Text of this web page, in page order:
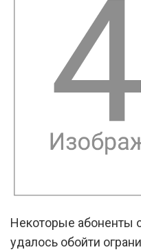
Некоторые абоненты
удалось обойти